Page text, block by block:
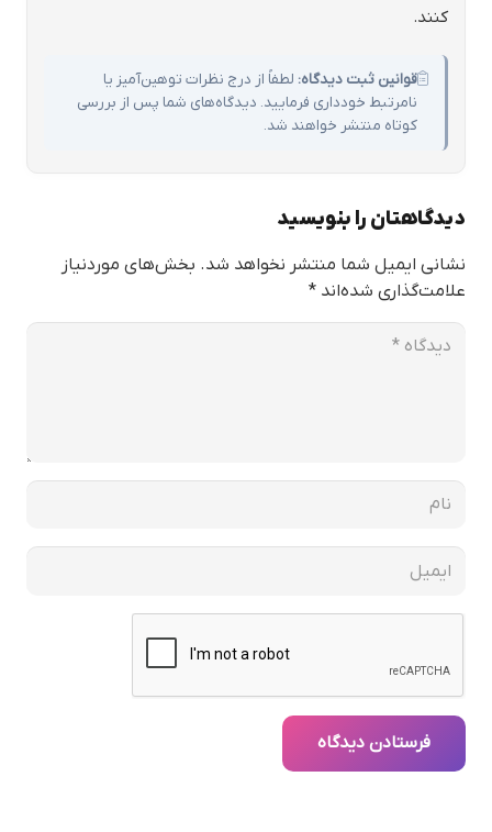
کنند.
قوانین ثبت دیدگاه: لطفاً از درج نظرات توهین‌آمیز یا
نامرتبط خودداری فرمایید. دیدگاه‌های شما پس از بررسی
کوتاه منتشر خواهند شد.
دیدگاهتان را بنویسید
نشانی ایمیل شما منتشر نخواهد شد. بخش‌های موردنیاز
علامت‌گذاری شده‌اند *
فرستادن دیدگاه